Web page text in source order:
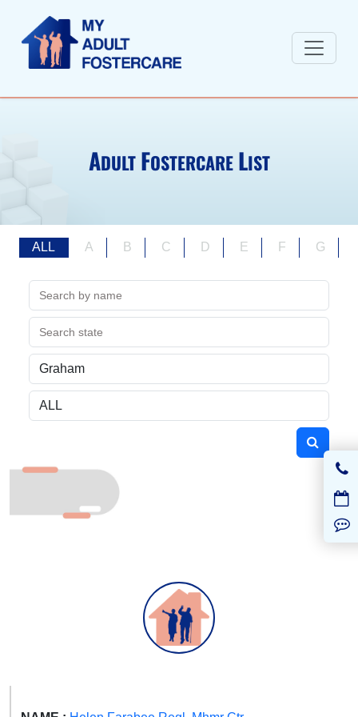
ADULT FOSTERCARE LIST
ALL A B C D E F G